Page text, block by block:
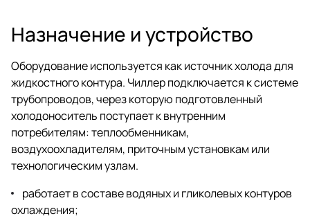
Назначение и устройство
Оборудование используется как источник холода для
жидкостного контура. Чиллер подключается к системе
трубопроводов, через которую подготовленный
холодоноситель поступает к внутренним
потребителям: теплообменникам,
воздухоохладителям, приточным установкам или
технологическим узлам.
работает в составе водяных и гликолевых контуров
охлаждения;